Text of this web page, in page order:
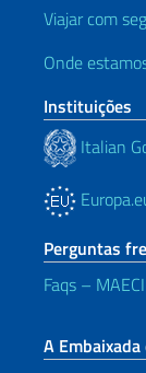
Viajar com
Onde
Instituições
Italian
Perguntas
Faqs – MAECI
A